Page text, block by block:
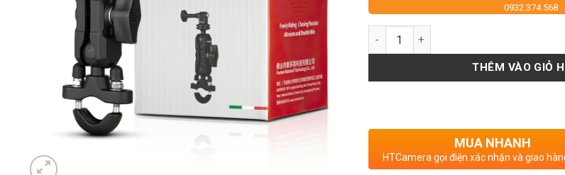
0932.374.568
Số lượng
THÊM VÀO GIỎ
MUA NHANH
HTCamera gọi điện xác nhận và giao